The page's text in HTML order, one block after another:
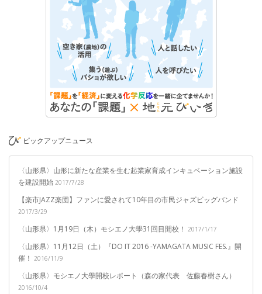
ピックアップニュース
〈山形県〉山形に新たな産業を生む起業家育成インキュベーション施設
を建設開始 2017/7/28
【楽市JAZZ楽団】ファンに愛されて10年目の市民ジャズビッグバンド
2017/3/29
〈山形県〉1月19日（木）モシエノ大學31回目開校！ 2017/1/17
〈山形県〉11月12日（土）『DO IT 2016 -YAMAGATA MUSIC FES.』開
催！ 2016/11/9
〈山形県〉モシエノ大學開校レポート（森の家代表 佐藤春樹さん）
2016/10/4